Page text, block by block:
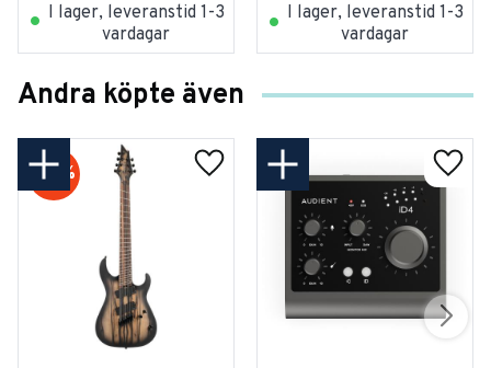
I lager, leveranstid 1-3
vardagar
I lager, leveranstid 1-3
vardagar
Andra köpte även
20 %